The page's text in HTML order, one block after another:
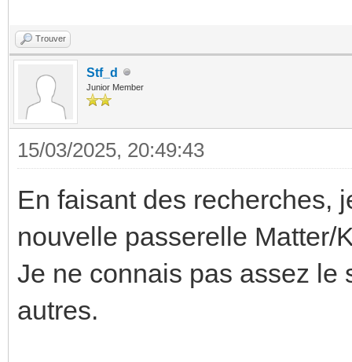
Trouver
Stf_d
Junior Member
15/03/2025, 20:49:43
En faisant des recherches,
nouvelle passerelle Matter/
Je ne connais pas assez le
autres.